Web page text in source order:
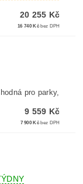
20 255 Kč
16 740 Kč bez DPH
pro parky,
9 559 Kč
7 900 Kč bez DPH